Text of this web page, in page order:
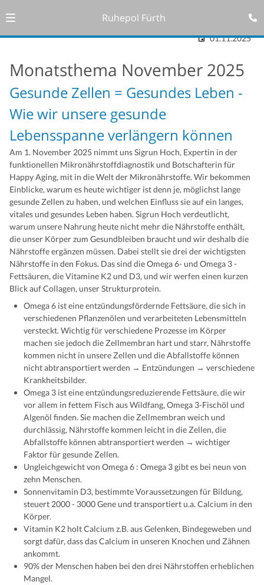
Ruhepol Fürth
01.11.2025
Monatsthema November 2025
Gesunde Zellen = Gesundes Leben -
Wie wir unsere gesunde
Lebensspanne verlängern können
Am 1. November 2025 nimmt uns Sigrun Hoch, Expertin in der
funktionellen Mikronährstoffdiagnostik und Botschafterin für
Happy Aging, mit in die Welt der Mikronährstoffe. Wir bekommen
Einblicke, warum es heute wichtiger ist denn je, möglichst lange
gesunde Zellen zu haben, und welchen Einfluss sie auf ein langes,
vitales und gesundes Leben haben. Sigrun Hoch verdeutlicht,
warum unsere Nahrung heute nicht mehr die Nährstoffe enthält,
die unser Körper zum Gesundbleiben braucht und wir deshalb die
Nährstoffe ergänzen müssen. Dabei stellt sie drei der wichtigsten
Nährstoffe in den Fokus. Das sind die Omega 6- und Omega 3 -
Fettsäuren, die Vitamine K2 und D3, und wir werfen einen kurzen
Blick auf Collagen, unser Strukturprotein.
Omega 6 ist eine entzündungsfördernde Fettsäure, die sich in
verschiedenen Pflanzenölen und verarbeiteten Lebensmitteln
versteckt. Wichtig für verschiedene Prozesse im Körper
machen sie jedoch die Zellmembran hart und starr, Nährstoffe
kommen nicht in unsere Zellen und die Abfallstoffe können
nicht abtransportiert werden → Entzündungen → verschiedene
Krankheitsbilder.
Omega 3 ist eine entzündungsreduzierende Fettsäure, die wir
vor allem in fettem Fisch aus Wildfang, Omega 3-Fischöl und
Algenöl finden. Sie machen die Zellmembran weich und
durchlässig, Nährstoffe kommen leicht in die Zellen, die
Abfallstoffe können abtransportiert werden → wichtiger
Faktor für gesunde Zellen.
Ungleichgewicht von Omega 6 : Omega 3 gibt es bei neun von
zehn Menschen.
Sonnenvitamin D3, bestimmte Voraussetzungen für Bildung,
steuert 2000 - 3000 Gene und transportiert u.a. Calcium in den
Körper.
Vitamin K2 holt Calcium z.B. aus Gelenken, Bindegeweben und
sorgt dafür, dass das Calcium in unseren Knochen und Zähnen
ankommt.
90% der Menschen haben bei den drei Nährstoffen erheblichen
Mangel.